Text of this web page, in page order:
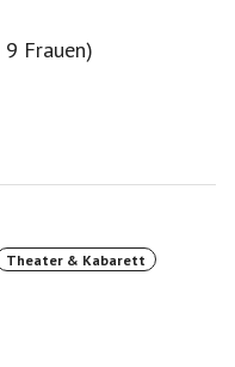
9 Frauen)
Theater & Kabarett